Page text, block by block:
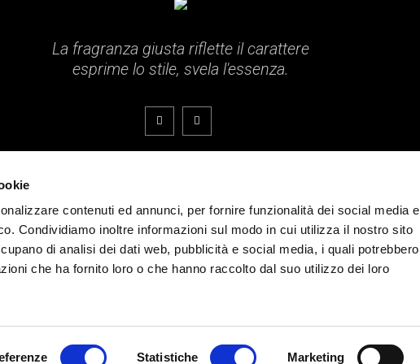
contenuti ed annunci, per fornire funzionalità dei social media e
Condividiamo inoltre informazioni sul modo in cui utilizza il nostro sito
di analisi dei dati web, pubblicità e social media, i quali potrebbero
che ha fornito loro o che hanno raccolto dal suo utilizzo dei loro
Statistiche Marketing
La fragranza giusta riflette il carattere
esprime lo stile, svela l'essenza.